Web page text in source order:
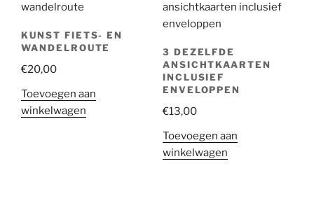
KUNST FIETS- EN
WANDELROUTE
€20,00
Toevoegen aan
winkelwagen
3 DEZELFDE
ANSICHTKAARTEN
INCLUSIEF
ENVELOPPEN
€13,00
Toevoegen aan
winkelwagen